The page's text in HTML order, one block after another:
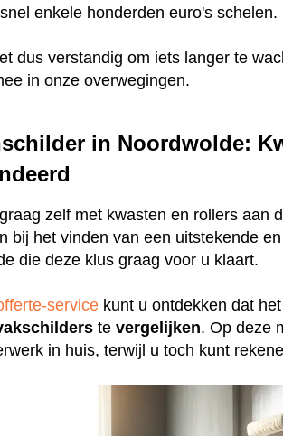
enkele honderden euro's schelen.
dus verstandig om iets langer te
in onze overwegingen.
in Noordwolde:
zelf met kwasten en rollers aan
bij het vinden van een uitstekende en
die deze klus graag voor u klaart.
service kunt u ontdekken dat
tevergelijken. Op deze
in huis, terwijl u toch kunt